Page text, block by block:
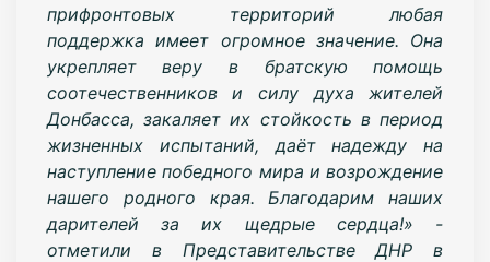
прифронтовых территорий любая
поддержка имеет огромное значение. Она
укрепляет веру в братскую помощь
соотечественников и силу духа жителей
Донбасса, закаляет их стойкость в период
жизненных испытаний, даёт надежду на
наступление победного мира и возрождение
нашего родного края. Благодарим наших
дарителей за их щедрые сердца!» -
отметили в Представительстве ДНР в